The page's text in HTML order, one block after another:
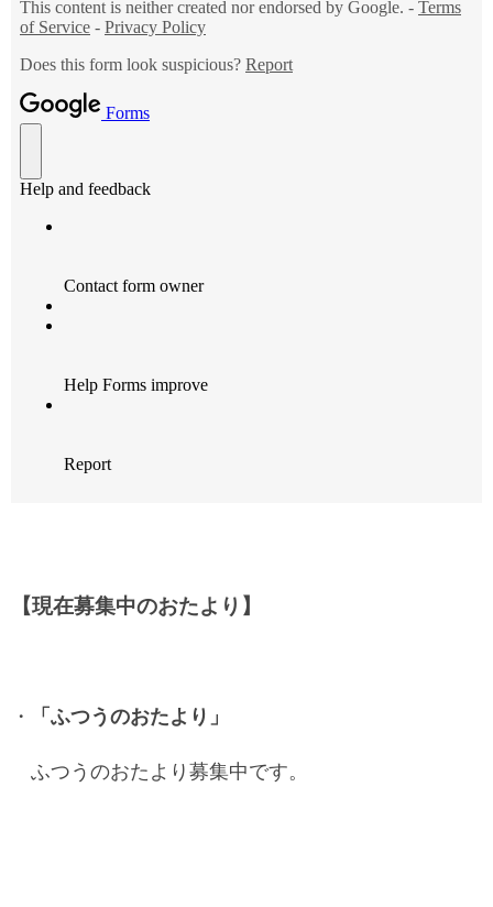
【現在募集中のおたより】
・ 「ふつうのおたより」
ふつうのおたより募集中です。